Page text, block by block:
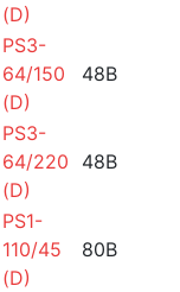
(D)
PS3-
64/150
(D)
48B
PS3-
64/220
(D)
48B
PS1-
110/45
(D)
80B